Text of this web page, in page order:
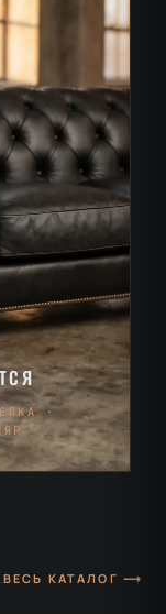
·
ВЕСЬ КАТАЛОГ ⟶